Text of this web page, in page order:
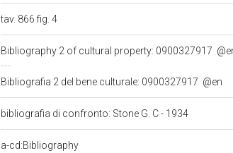
tav. 866 fig. 4
Bibliography 2 of cultural property: 0900327917
Bibliografia 2 del bene culturale: 0900327917 @en
bibliografia di confronto: Stone G. C - 1934
a-cd:Bibliography